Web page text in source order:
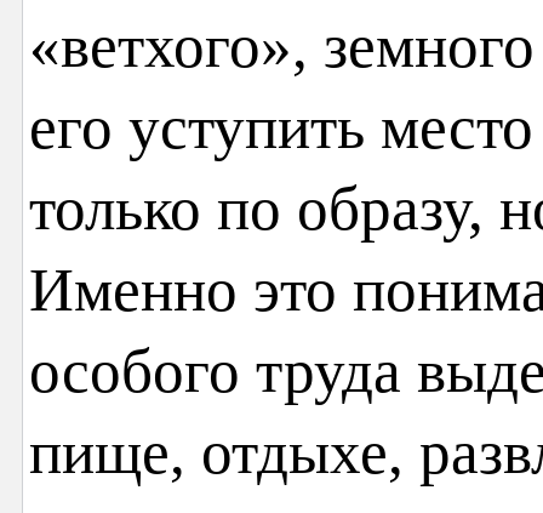
«ветхого»,
его уступить
только по образу,
Именно это
особого труда
пище, отдыхе,